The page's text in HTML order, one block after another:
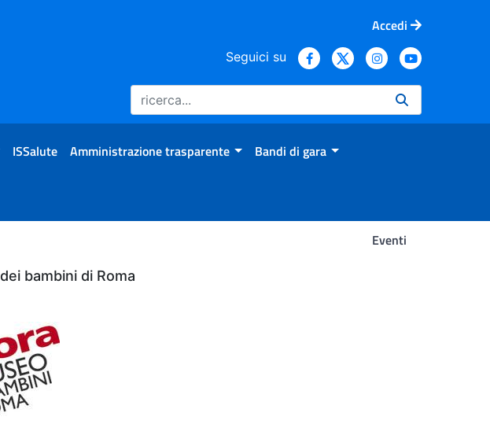
Accedi
Seguici su
ISSalute Amministrazione trasparente Bandi di gara
Eventi
bambini di Roma